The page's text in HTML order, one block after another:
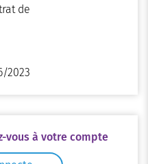
de
2023
vous à votre compte